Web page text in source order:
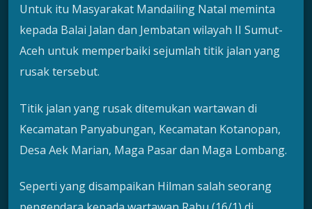
Untuk itu Masyarakat Mandailing Natal meminta
kepada Balai Jalan dan Jembatan wilayah II Sumut-
Aceh untuk memperbaiki sejumlah titik jalan yang
rusak tersebut.
Titik jalan yang rusak ditemukan wartawan di
Kecamatan Panyabungan, Kecamatan Kotanopan,
Desa Aek Marian, Maga Pasar dan Maga Lombang.
Seperti yang disampaikan Hilman salah seorang